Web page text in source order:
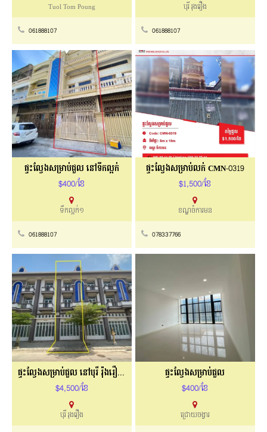
Tuol Tom Poung
061888107
បុរី រុងរឿង
061888107
ផ្ទះល្វែងសម្រាប់ជួល នៅទឹកល្អក់
$400/ខែ
ទឹកល្អក់១
061888107
ផ្ទះល្វែងសម្រាប់លក់ CMN-0319
$1,500/ខែ
ខណ្ឌចំការមន
078337766
ផ្ទះល្វែងសម្រាប់ជួល នៅបុរី រ៉ុងរឿង 6A
$4,500/ខែ
បុរី រុងរឿង
ផ្ទះល្វែងសម្រាប់ជួល
$400/ខែ
ជ្រោយចង្វារ